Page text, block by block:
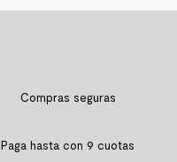
Compras seguras
Paga hasta con 9 cuotas